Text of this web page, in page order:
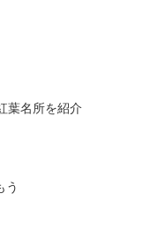
葉名所を紹介
う